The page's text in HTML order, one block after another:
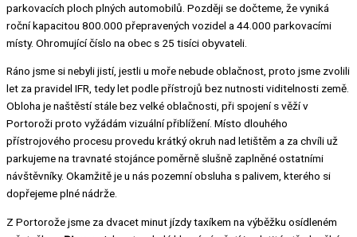
parkovacích ploch plných automobilů. Později se dočteme, že vyniká
roční kapacitou 800.000 přepravených vozidel a 44.000 parkovacími
místy. Ohromující číslo na obec s 25 tisíci obyvateli.
Ráno jsme si nebyli jistí, jestli u moře nebude oblačnost, proto jsme zvolili
let za pravidel IFR, tedy let podle přístrojů bez nutnosti viditelnosti země.
Obloha je naštěstí stále bez velké oblačnosti, při spojení s věží v
Portoroži proto vyžádám vizuální přiblížení. Místo dlouhého
přístrojového procesu provedu krátký okruh nad letištěm a za chvíli už
parkujeme na travnaté stojánce poměrně slušně zaplněné ostatními
návštěvníky. Okamžitě je u nás pozemní obsluha s palivem, kterého si
dopřejeme plné nádrže.
Z Portorože jsme za dvacet minut jízdy taxíkem na výběžku osídleném